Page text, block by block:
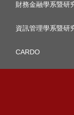
財務金融學系暨研
資訊管理學系暨研
CARDO